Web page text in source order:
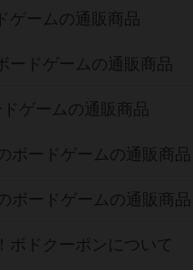
ゲームの通販商品
ードゲームの通販商品
ゲームの通販商品
ボードゲームの通販商品
ボードゲームの通販商品
ボドクーポンについて